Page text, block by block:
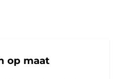
op maat